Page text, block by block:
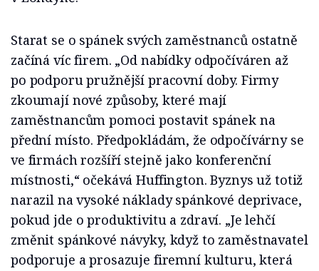
Starat se o spánek svých zaměstnanců ostatně
začíná víc firem. „Od nabídky odpočíváren až
po podporu pružnější pracovní doby. Firmy
zkoumají nové způsoby, které mají
zaměstnancům pomoci postavit spánek na
přední místo. Předpokládám, že odpočívárny se
ve firmách rozšíří stejně jako konferenční
místnosti,“ očekává Huffington. Byznys už totiž
narazil na vysoké náklady spánkové deprivace,
pokud jde o produktivitu a zdraví. „Je lehčí
změnit spánkové návyky, když to zaměstnavatel
podporuje a prosazuje firemní kulturu, která